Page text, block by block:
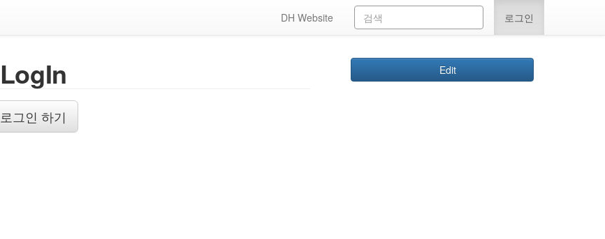
로그인
DH Website
LogIn
로그인 하기
Edit